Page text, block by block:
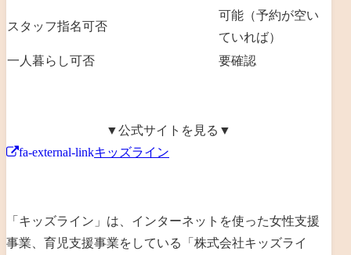
スタッフ指名可否
可能（予約が空い
ていれば）
一人暮らし可否
要確認
▼公式サイトを見る▼
fa-external-linkキッズライン
「キッズライン」は、 インターネットを使った女性支援
事業、育児支援事業を している「 株式会社キッズライ